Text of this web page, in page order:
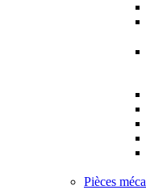
Pièces